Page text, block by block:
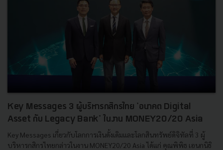
Key Messages 3 ผู้บริหารกสิกรไทย 'อนาคต Digital
Asset กับ Legacy Bank' ในงาน MONEY20/20 Asia
Key Messages เกี่ยวกับโลกการเงินดั้งเดิมและโลกสินทรัพย์ดิจิทัลที่ 3 ผู้
บริหารกสิกรไทยกล่าวในงาน MONEY20/20 Asia ได้แก่ คุณพิพิธ เอนกนิธิ